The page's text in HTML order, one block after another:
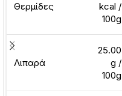
Θερμίδες
kcal /
100g
Λιπαρά
25.00
g /
100g